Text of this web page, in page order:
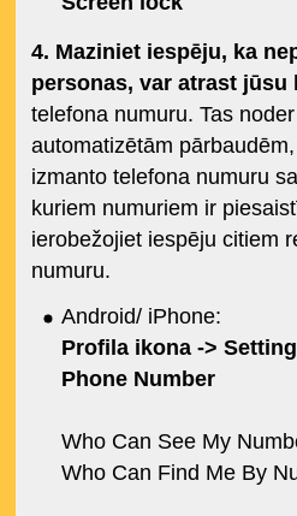
4. Maziniet iespēju, ka
personas, var atrast jūsu
telefona numuru. Tas
automatizētām
izmanto telefona numuru
kuriem numuriem ir
ierobežojiet iespēju citiem
numuru.
Android/ iPhone:
Profila ikona ->
Phone Number
Who Can See My
Who Can Find Me By